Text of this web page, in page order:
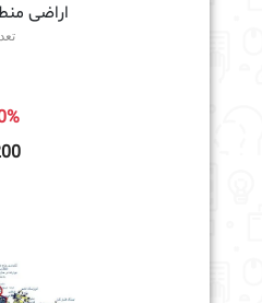
اراضی منطقه 20